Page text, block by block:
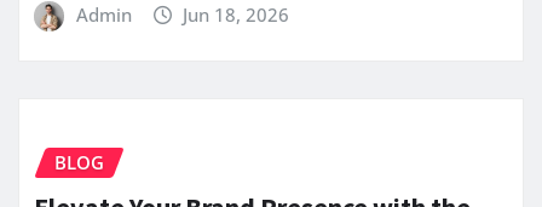
Admin Jun 18, 2026
BLOG